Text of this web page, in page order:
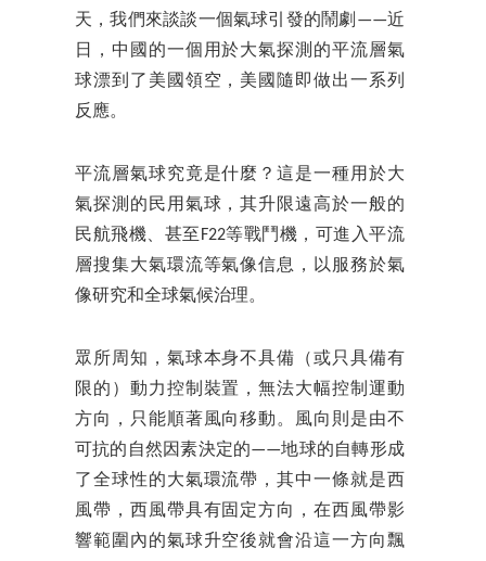
天，我們來談談一個氣球引發的鬧劇——近
日，中國的一個用於大氣探測的平流層氣
球漂到了美國領空，美國隨即做出一系列
反應。
平流層氣球究竟是什麼？這是一種用於大
氣探測的民用氣球，其升限遠高於一般的
民航飛機、甚至F22等戰鬥機，可進入平流
層搜集大氣環流等氣像信息，以服務於氣
像研究和全球氣候治理。
眾所周知，氣球本身不具備（或只具備有
限的）動力控制裝置，無法大幅控制運動
方向，只能順著風向移動。風向則是由不
可抗的自然因素決定的——地球的自轉形成
了全球性的大氣環流帶，其中一條就是西
風帶，西風帶具有固定方向，在西風帶影
響範圍內的氣球升空後就會沿這一方向飄